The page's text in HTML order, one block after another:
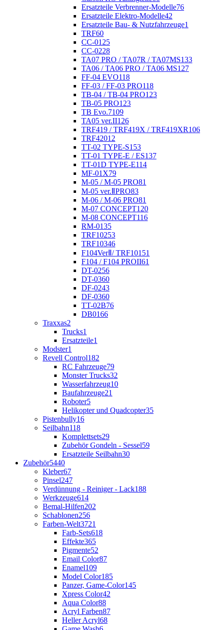
Ersatzteile Verbrenner-Modelle76
Ersatzteile Elektro-Modelle42
Ersatzteile Bau- & Nutzfahrzeuge1
TRF60
CC-01 25
CC-0228
TA07 PRO / TA07R / TA07MS133
TA06 / TA06 PRO / TA06 MS127
FF-04 EVO118
FF-03 / FF-03 PRO118
TB-04 / TB-04 PRO123
TB-05 PRO123
TB Evo.7109
TA05 ver.II126
TRF419 / TRF419X / TRF419XR106
TRF42012
TT-02 TYPE-S153
TT-01 TYPE-E / ES137
TT-01D TYPE-E114
MF-01X79
M-05 / M-05 PRO81
M-05 ver.ⅡPRO83
M-06 / M-06 PRO81
M-07 CONCEPT120
M-08 CONCEPT116
RM-0135
TRF10253
TRF10346
F104VerⅡ/ TRF101 51
F104 / F104 PROII61
DT-0256
DT-0360
DF-0243
DF-0360
TT-02B76
DB0166
Traxxas2
Trucks1
Ersatzteile1
Modster1
Revell Control182
RC Fahrzeuge79
Monster Trucks32
Wasserfahrzeug10
Baufahrzeuge21
Roboter5
Helikopter und Quadcopter35
Pistenbully16
Seilbahn118
Komplettsets29
Zubehör Gondeln - Sessel59
Ersatzteile Seilbahn30
Zubehör5440
Kleber67
Pinsel247
Verdünnung - Reiniger - Lack188
Werkzeuge614
Bemal-Hilfen202
Schablonen256
Farben-Welt3721
Farb-Sets618
Effekte365
Pigmente52
Email Color87
Enamel109
Model Color185
Panzer, Game-Color145
Xpress Color42
Aqua Color88
Acryl Farben87
Heller Acryl68